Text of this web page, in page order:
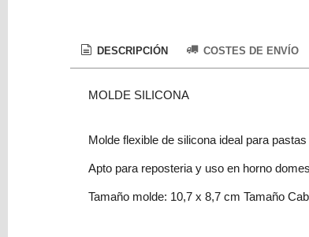
PERSONALIZADOS
DECORACION
Marcas
DESCRIPCIÓN COSTES DE ENVÍO
MOLDE SILICONA
Molde flexible de silicona ideal para
Apto para reposteria y uso en horno
Tamaño molde: 10,7 x 8,7 cm Tamaño